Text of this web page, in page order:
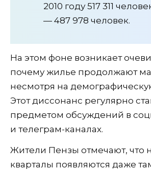
2010 году 517 311
— 487 978 человек.
На этом фоне возникает
почему жилье продолжают
несмотря на
Этот диссонанс регулярно
предметом обсуждений в
и телеграм-каналах.
Жители Пензы отмечают, что
кварталы появляются даже